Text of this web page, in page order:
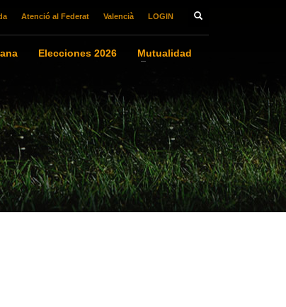
Atenció al Federat Valencià LOGIN
Elecciones 2026
Mutualidad